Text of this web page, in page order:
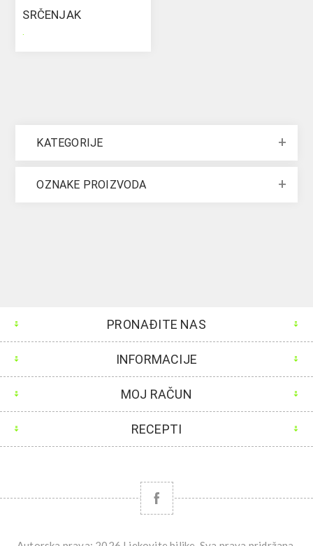
SRČENJAK
KATEGORIJE
OZNAKE PROIZVODA
PRONAĐITE NAS
INFORMACIJE
MOJ RAČUN
RECEPTI